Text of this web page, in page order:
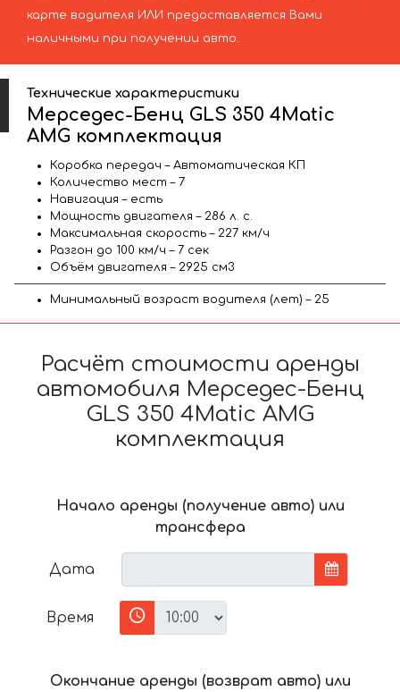
карте водителя ИЛИ предоставляется Вами
наличными при получении авто.
Технические характеристики
Мерседес-Бенц GLS 350 4Matic
AMG комплектация
Коробка передач – Автоматическая КП
Количество мест – 7
Навигация – есть
Мощность двигателя – 286 л. с.
Максимальная скорость – 227 км/ч
Разгон до 100 км/ч – 7 сек
Объём двигателя – 2925 см3
Минимальный возраст водителя (лет) – 25
Расчёт стоимости аренды
автомобиля Мерседес-Бенц
GLS 350 4Matic AMG
комплектация
Начало аренды (получение авто) или
трансфера
Дата
Время
Окончание аренды (возврат авто) или